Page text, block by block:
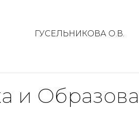
ГУСЕЛЬНИКОВА О.В.
и